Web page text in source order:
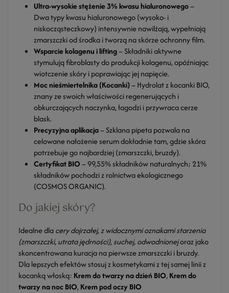
Ultra-wysokie stężenie 3% kwasu hialuronowego–
Dwa typy kwasu hialuronowego (wysoko- i
niskocząsteczkowy) intensywnie nawilżają, wypełniają
zmarszczki od środka i tworzą na skórze ochronny film.
Wsparcie kolagenu i lifting– Składniki aktywne
stymulują fibroblasty do produkcji kolagenu, opóźniając
wiotczenie skóry i poprawiając jej napięcie.
Moc nieśmiertelnika (Kocanki)– Hydrolat z kocanki BIO,
znany ze swoich właściwości regenerujących i
obkurczających naczynka, łagodzi i przywraca cerze
blask.
Precyzyjna aplikacja– Szklana pipeta pozwala na
celowane nałożenie serum dokładnie tam, gdzie skóra
potrzebuje go najbardziej (zmarszczki, bruzdy).
Certyfikat BIO– 99,55% składników naturalnych; 21%
składników pochodzi z rolnictwa ekologicznego
(COSMOS ORGANIC).
Do jakiej skóry?
Idealne dlacery dojrzałej, z widocznymi oznakami starzenia
(zmarszczki, utrata jędrności), suchej, odwodnionejoraz jako
skoncentrowana kuracja na pierwsze zmarszczki i bruzdy.
Dla lepszych efektów stosuj z kosmetykami z tej samej linii z
kocanką włoską: Krem do twarzy na dzień BIO,Krem do
twarzy na noc BIO,Krem pod oczy BIO